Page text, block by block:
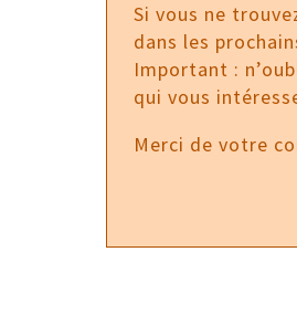
Si vous ne
dans les
Important :
qui vous
Merci de votre